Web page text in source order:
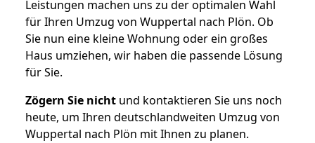
Leistungen machen uns zu der optimalen Wahl
für Ihren Umzug von Wuppertal nach Plön. Ob
Sie nun eine kleine Wohnung oder ein großes
Haus umziehen, wir haben die passende Lösung
für Sie.
Zögern Sie nicht und kontaktieren Sie uns noch
heute, um Ihren deutschlandweiten Umzug von
Wuppertal nach Plön mit Ihnen zu planen.